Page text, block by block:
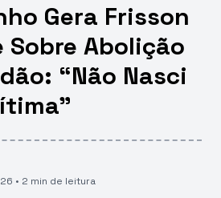
Gera Frisson
Sobre Abolição
“Não Nasci
• 2 min de leitura